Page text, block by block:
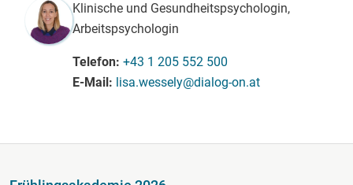
Klinische und Gesundheitspsychologin,
Arbeitspsychologin
Telefon +43 1 205 552 500
E-Mail lisa.wessely@dialog-on.at